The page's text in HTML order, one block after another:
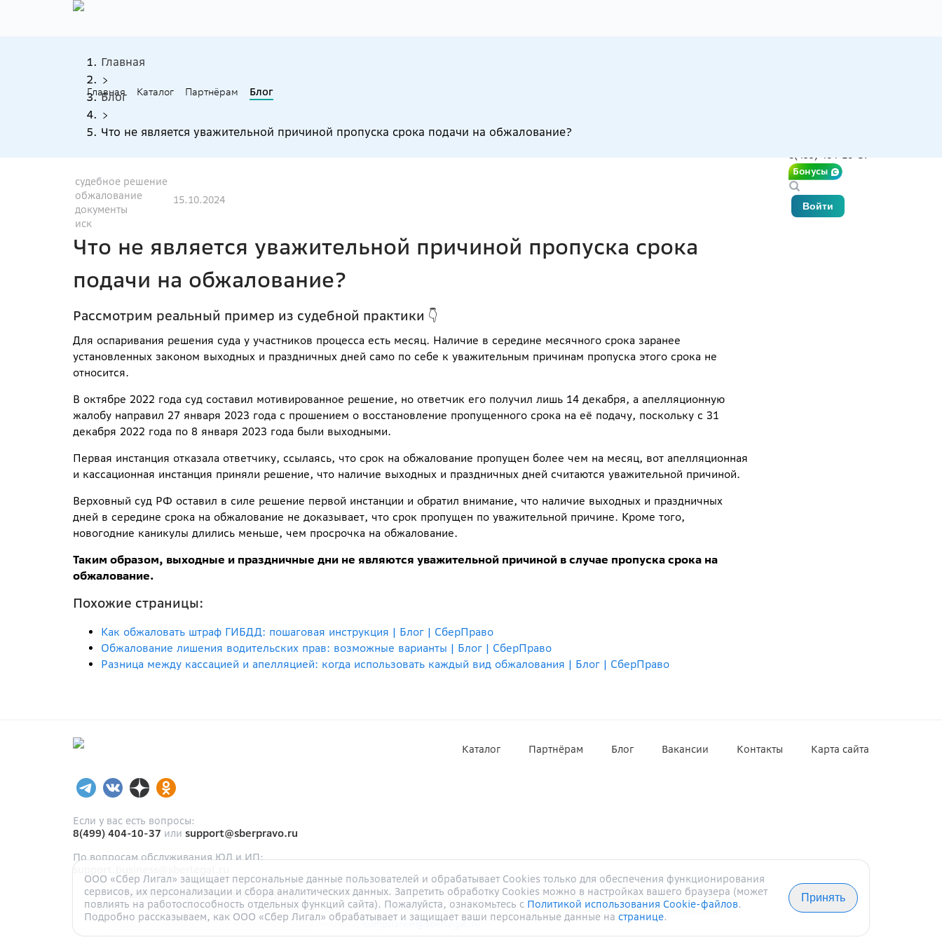
Главная Каталог Партнёрам Блог
8(499) 404-10-37
Бонусы
Войти
Главная
Блог
Что не является уважительной причиной пропуска срока подачи на обжалование?
судебное решение
обжалование
документы
иск
15.10.2024
Что не является уважительной причиной пропуска срока
подачи на обжалование?
Рассмотрим реальный пример из судебной практики 👇
Для оспаривания решения суда у участников процесса есть месяц. Наличие в середине месячного срока заранее
установленных законом выходных и праздничных дней само по себе к уважительным причинам пропуска этого срока не
относится.
В октябре 2022 года суд составил мотивированное решение, но ответчик его получил лишь 14 декабря, а апелляционную
жалобу направил 27 января 2023 года с прошением о восстановление пропущенного срока на её подачу, поскольку с 31
декабря 2022 года по 8 января 2023 года были выходными.
Первая инстанция отказала ответчику, ссылаясь, что срок на обжалование пропущен более чем на месяц, вот апелляционная
и кассационная инстанция приняли решение, что наличие выходных и праздничных дней считаются уважительной причиной.
Верховный суд РФ оставил в силе решение первой инстанции и обратил внимание, что наличие выходных и праздничных
дней в середине срока на обжалование не доказывает, что срок пропущен по уважительной причине. Кроме того,
новогодние каникулы длились меньше, чем просрочка на обжалование.
Таким образом, выходные и праздничные дни не являются уважительной причиной в случае пропуска срока на
обжалование.
Похожие страницы:
Как обжаловать штраф ГИБДД: пошаговая инструкция | Блог | СберПраво
Обжалование лишения водительских прав: возможные варианты | Блог | СберПраво
Разница между кассацией и апелляцией: когда использовать каждый вид обжалования | Блог | СберПраво
Каталог Партнёрам Блог Вакансии Контакты Карта сайта
Если у вас есть вопросы:
8(499) 404-10-37 или support@sberpravo.ru
По вопросам обслуживания ЮЛ и ИП:
support.business@sberlegal.ru
Ошибка при получении данных ОГРН1187746905004, ИНН 9705124940 , Адрес: 117312, г. Москва,ул. Вавилова, д. 19
©ООО«СБЕР ЛИГАЛ». Все права защищены. При копировании необходимо упоминание.
Комплаенсcompliance@sberlegal.ru
ООО «Сбер Лигал» защищает персональные данные пользователей и обрабатывает Cookies только для обеспечения функционирования
сервисов, их персонализации и сбора аналитических данных. Запретить обработку Cookies можно в настройках вашего браузера (может
повлиять на работоспособность отдельных функций сайта). Пожалуйста, ознакомьтесь с Политикой использования Cookie-файлов.
Подробно рассказываем, как ООО «Сбер Лигал» обрабатывает и защищает ваши персональные данные на странице.
Принять